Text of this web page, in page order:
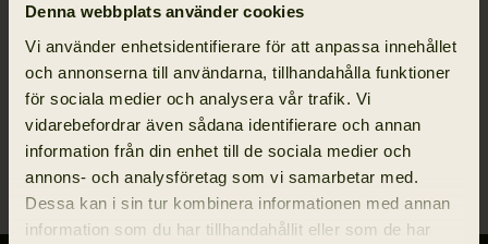
Denna webbplats använder cookies
Vi använder enhetsidentifierare för att anpassa innehållet
och annonserna till användarna, tillhandahålla funktioner
för sociala medier och analysera vår trafik. Vi
vidarebefordrar även sådana identifierare och annan
information från din enhet till de sociala medier och
annons- och analysföretag som vi samarbetar med.
Dessa kan i sin tur kombinera informationen med annan
information som du har tillhandahållit eller som de har
Hur kan jag annullera min beställning?
Min voucher/presentkortskod fungerar inte.
Jag har inte fått min beställning.